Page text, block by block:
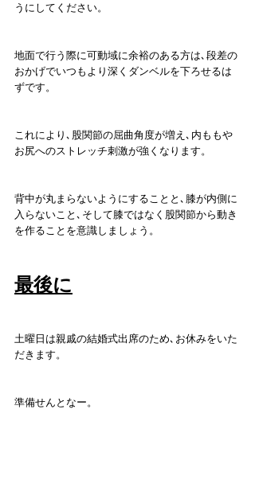
うにしてください。
地面で行う際に可動域に余裕のある方は､段差の
おかげでいつもより深くダンベルを下ろせるは
ずです。
これにより､股関節の屈曲角度が増え､内ももや
お尻へのストレッチ刺激が強くなります。
背中が丸まらないようにすることと､膝が内側に
入らないこと､そして膝ではなく股関節から動き
を作ることを意識しましょう。
最後に
土曜日は親戚の結婚式出席のため､お休みをいた
だきます。
準備せんとなー。